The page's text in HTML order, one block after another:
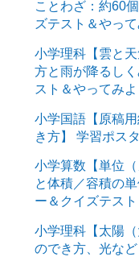
ことわざ：約60
ズテスト＆やって
小学理科【雲と
方と雨が降るし
スト＆やってみよ
小学国語【原稿
き方】 学習ポス
小学算数【単位
と体積／容積の
ー＆クイズテス
小学理科【太陽
のでき方、光な